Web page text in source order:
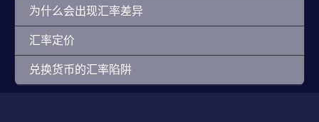
为什么会出现汇率差异
汇率定价
兑换货币的汇率陷阱